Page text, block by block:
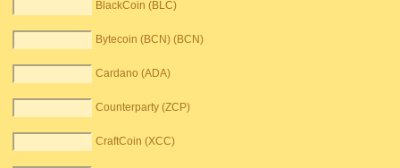
BlackCoin (BLC)
Bytecoin (BCN) (BCN)
Cardano (ADA)
Counterparty (ZCP)
CraftCoin (XCC)